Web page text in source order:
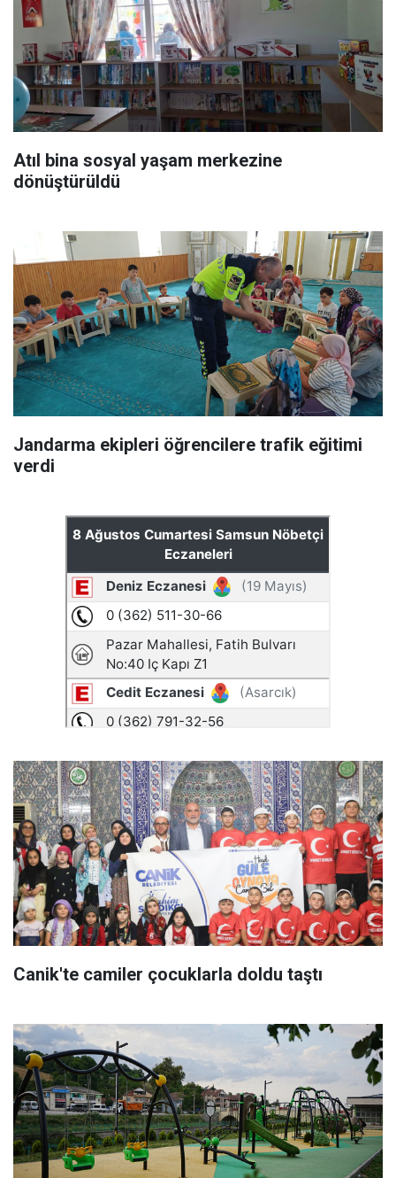
Atıl bina sosyal yaşam merkezine
dönüştürüldü
Jandarma ekipleri öğrencilere trafik eğitimi
verdi
Canik'te camiler çocuklarla doldu taştı